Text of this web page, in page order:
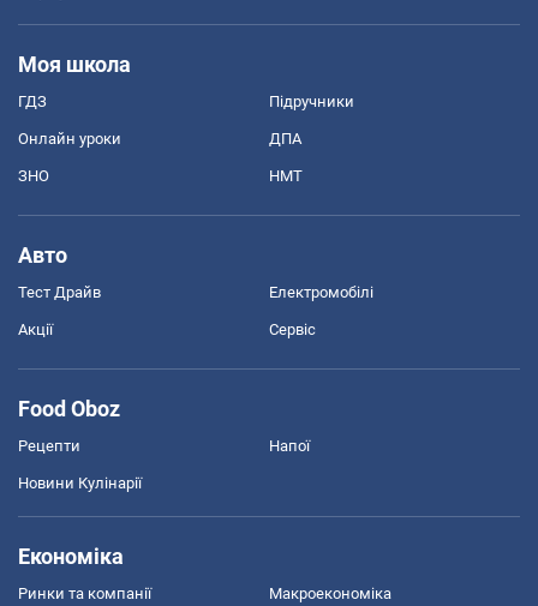
Моя школа
ГДЗ Підручники
Онлайн уроки ДПА
ЗНО НМТ
Авто
Тест Драйв Електромобілі
Акції Сервіс
Food Oboz
Рецепти Напої
Новини Кулінарії
Економіка
Ринки та компанії Макроекономіка